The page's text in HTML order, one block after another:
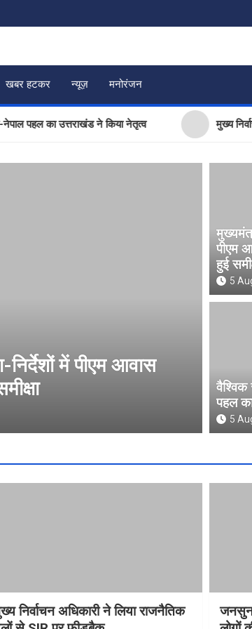
खबर हटकर न्यूज़ मनोरंजन
का उत्तराखंड ने किया नेतृत्व मुख्य निर्वाचन
नेपाल पहल का उत्तराखंड
पीएम
हुई
5
पहल
5
निर्वाचन अधिकारी ने लिया राजनैतिक